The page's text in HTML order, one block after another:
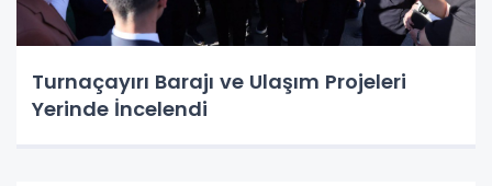
Turnaçayırı Barajı ve Ulaşım Projeleri
Yerinde İncelendi